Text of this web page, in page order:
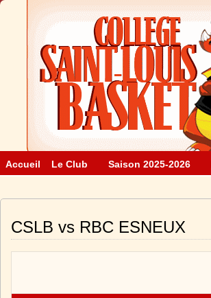
Accueil Le Club Saison 2025-2026
CSLB vs RBC ESNEUX